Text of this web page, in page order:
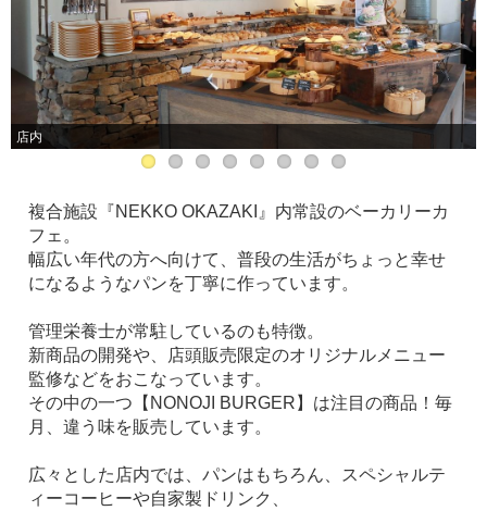
店内
複合施設『NEKKO OKAZAKI』内常設のベーカリーカ
フェ。
幅広い年代の方へ向けて、普段の生活がちょっと幸せ
になるようなパンを丁寧に作っています。
管理栄養士が常駐しているのも特徴。
新商品の開発や、店頭販売限定のオリジナルメニュー
監修などをおこなっています。
その中の一つ【NONOJI BURGER】は注目の商品！毎
月、違う味を販売しています。
広々とした店内では、パンはもちろん、スペシャルテ
ィーコーヒーや自家製ドリンク、